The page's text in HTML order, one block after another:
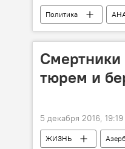
Политика
Грузия
Гела
Смертники
тюрем и
5 декабря 2016, 19:19
ЖИЗНЬ